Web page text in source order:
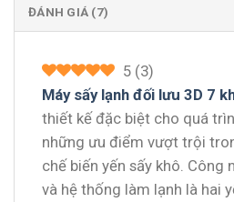
ĐÁNH GIÁ (7)
5 (3)
Máy sấy lạnh đối lưu 3D 7
thiết kế đặc biệt cho quá
những ưu điểm vượt trội
chế biến yến sấy khô. Công
và hệ thống làm lạnh là hai